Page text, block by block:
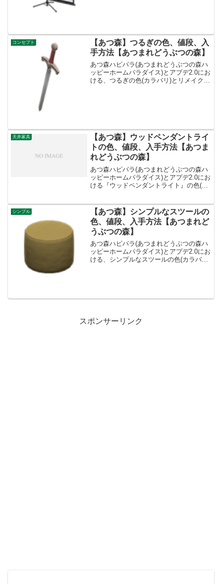
コンセプト
【あつ森】つるぎの色、値段、入
手方法【あつまれどうぶつの森】
あつ森ハピパラ(あつまれどうぶつの森ハ
ッピーホームパラダイス)とアプデ2.0にお
ける、つるぎの色(カラバリ)とリメイク、
天井家具
【あつ森】ウッドペンダントライ
トの色、値段、入手方法【あつま
れどうぶつの森】
あつ森ハピパラ(あつまれどうぶつの森ハ
ッピーホームパラダイス)とアプデ2.0にお
ける『ウッドペンダントライト』の色(カ
ウッドペンダントライト入手方法、値段
ウッドペンダ...
シンプル
【あつ森】シンプルなスツールの
色、値段、入手方法【あつまれど
うぶつの森】
あつ森ハピパラ(あつまれどうぶつの森ハ
ッピーホームパラダイス)とアプデ2.0にお
ける、シンプルなスツールの色(カラバリ)
スポンサーリンク